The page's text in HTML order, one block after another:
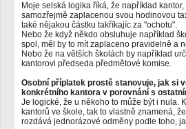
Moje selská logika říká, že například
samozřejmě zaplacenou svou hodinovou
také nějakou částku takříkajíc za "ochotu".
Nebo že když někdo obsluhuje například
spol, měl by to mít zaplaceno pravidelně a
Nebo že na větších školách by například
kantorovi předseda předmětové komise.
Osobní příplatek prostě stanovuje, jak si
konkrétního kantora v porovnání s
Je logické, že u někoho to může být i nula.
kantorů ve škole, tak to vlastně znamená,
rozdává jednorázové odměny podle toho,